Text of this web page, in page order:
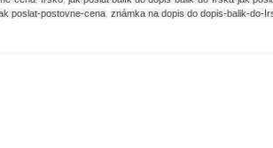
poslat-postovne-cena známka na dopis do dopis-balik-do-